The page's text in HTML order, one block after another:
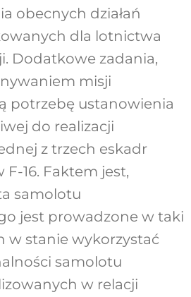
obecnych działań
dla lotnictwa
Dodatkowe zadania,
misji
potrzebę ustanowienia
do realizacji
z trzech eskadr
16. Faktem jest,
samolotu
jest prowadzone w taki
w stanie wykorzystać
samolotu
w relacji